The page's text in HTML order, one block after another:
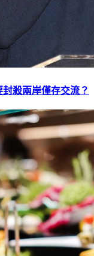
殺兩岸僅存交流？